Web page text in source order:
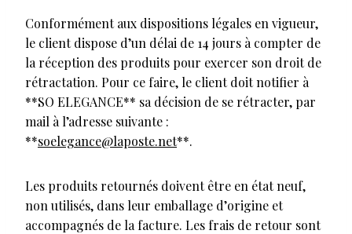
Conformément aux dispositions légales en vigueur,
le client dispose d’un délai de 14 jours à compter de
la réception des produits pour exercer son droit de
rétractation. Pour ce faire, le client doit notifier à
**SO ELEGANCE** sa décision de se rétracter, par
mail à l’adresse suivante :
**soelegance@laposte.net**.
Les produits retournés doivent être en état neuf,
non utilisés, dans leur emballage d’origine et
accompagnés de la facture. Les frais de retour sont